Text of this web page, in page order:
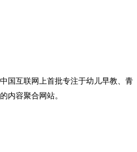
国互联网上首批专注于幼儿早教、青
内容聚合网站。